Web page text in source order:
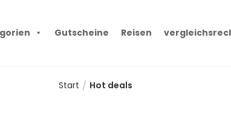
Gutscheine Reisen
Start Hot deals